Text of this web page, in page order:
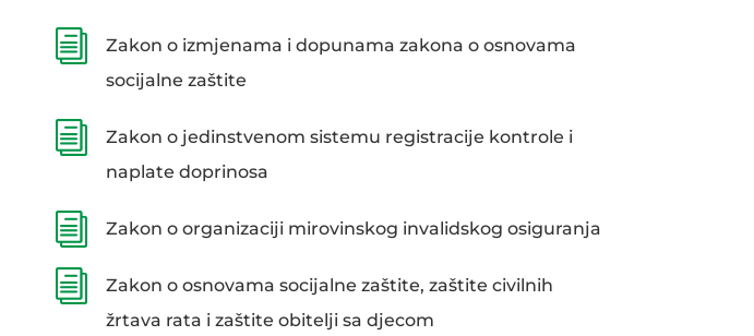
i
Zakon o izmjenama i dopunama zakona o osnovama
socijalne zaštite
i
Zakon o jedinstvenom sistemu registracije kontrole i
naplate doprinosa
i Zakon o organizaciji mirovinskog invalidskog osiguranja
i
Zakon o osnovama socijalne zaštite, zaštite civilnih
žrtava rata i zaštite obitelji sa djecom